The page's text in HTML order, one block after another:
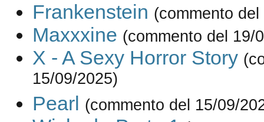
Frankenstein (commento
Maxxxine (commento del 19/
X - A Sexy Horror Story
15/09/2025)
Pearl (commento del 15/09/